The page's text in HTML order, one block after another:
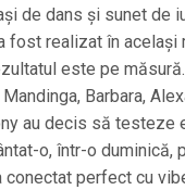
de dans și sunet de
fost realizat în același
este pe
Barbara,
au decis să testeze
o, într-o duminică,
conectat perfect cu